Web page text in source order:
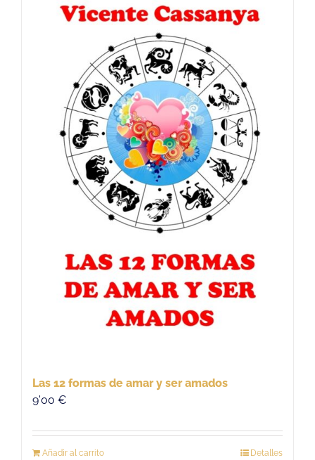
Las 12 formas de amar y ser amados
9'00 €
Añadir al carrito Detalles